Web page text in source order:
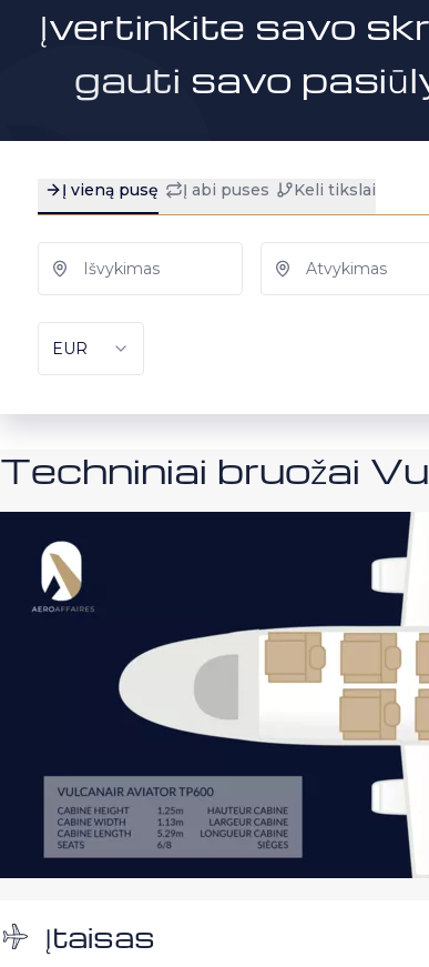
Įvertinkite savo
gauti savo
Techniniai bruožai
Įtaisas